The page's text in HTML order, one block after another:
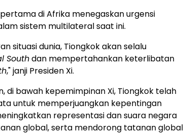
pertama di Afrika menegaskan urgensi
sistem multilateral saat ini.
situasi dunia, Tiongkok akan selalu
Southdan mempertahankan keterlibatan
," janji Presiden Xi.
di bawah kepemimpinan Xi, Tiongkok telah
untuk memperjuangkan kepentingan
representasi dan suara negara
global, serta mendorong tatanan global